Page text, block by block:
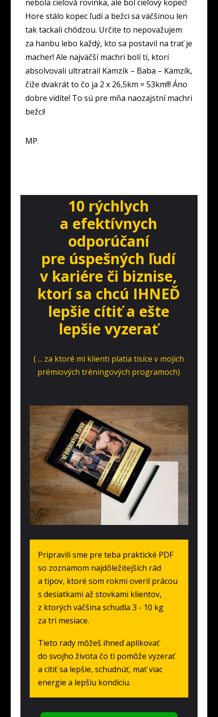
nebola cieľová rovinka, ale bol cieľový kopec!
Hore stálo kopec ľudí a bežci sa väčšinou len
tak tackali chôdzou. Určite to nepovažujem
za hanbu lebo každý, kto sa postavil na trať je
macher! Ale najväčší machri bolí tí, ktorí
absolvovali ultratrail Kamzík – Baba – Kamzík,
čiže dvakrát to čo ja 2 x 26,5km = 53km!!! Áno
dobre vidíte! To sú pre mňa naozajstní machri
bežci!
MP
10 rýchlych
a efektívnych
odporúčaní
pre úspešných ľudí
v kariére či biznise,
ktorí sa chcú IHNEĎ
lepšie cítiť a ešte
lepšie vyzerať
( ... za ktoré mi klienti platia tisíce v mojich
prémiových tréningových programoch)
Pripravili sme pre teba praktické PDF
so zoznamom najdôležitejších rád
a tipov, ktoré som rokmi overil prácou
s desiatkami až stovkami klientov,
z ktorých väčšina schudla 3 - 10 kg
za tri mesiace.
Tieto rady môžeš ihneď aplikovať
do svojho života čo ti pomôže vyzerať
a cítiť sa lepšie, schudnúť, mať viac
energie a lepšiu kondíciu.